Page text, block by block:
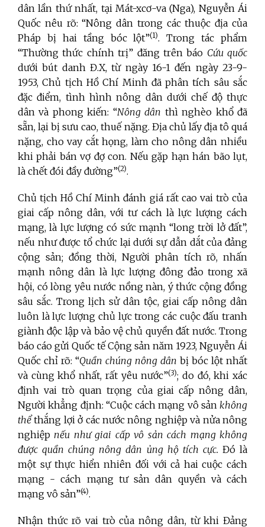
dân lần thứ nhất, tại Mát-xcơ-va (Nga), Nguyễn Ái
Quốc nêu rõ: “Nông dân trong các thuộc địa của
Pháp bị hai tầng bóc lột”(1). Trong tác phẩm
“Thường thức chính trị” đăng trên báo Cứu quốc
dưới bút danh Đ.X, từ ngày 16-1 đến ngày 23-9-
1953, Chủ tịch Hồ Chí Minh đã phân tích sâu sắc
đặc điểm, tình hình nông dân dưới chế độ thực
dân và phong kiến: “Nông dân thì nghèo khổ đã
sẵn, lại bị sưu cao, thuế nặng. Địa chủ lấy địa tô quá
nặng, cho vay cắt họng, làm cho nông dân nhiều
khi phải bán vợ đợ con. Nếu gặp hạn hán bão lụt,
là chết đói đầy đường”(2).
Chủ tịch Hồ Chí Minh đánh giá rất cao vai trò của
giai cấp nông dân, với tư cách là lực lượng cách
mạng, là lực lượng có sức mạnh “long trời lở đất”,
nếu như được tổ chức lại dưới sự dẫn dắt của đảng
cộng sản; đồng thời, Người phân tích rõ, nhấn
mạnh nông dân là lực lượng đông đảo trong xã
hội, có lòng yêu nước nồng nàn, ý thức cộng đồng
sâu sắc. Trong lịch sử dân tộc, giai cấp nông dân
luôn là lực lượng chủ lực trong các cuộc đấu tranh
giành độc lập và bảo vệ chủ quyền đất nước. Trong
báo cáo gửi Quốc tế Cộng sản năm 1923, Nguyễn Ái
Quốc chỉ rõ: “Quần chúng nông dân bị bóc lột nhất
và cùng khổ nhất, rất yêu nước”(3); do đó, khi xác
định vai trò quan trọng của giai cấp nông dân,
Người khẳng định: “Cuộc cách mạng vô sản không
thểthắng lợi ở các nước nông nghiệp và nửa nông
nghiệp nếu như giai cấp vô sản cách mạng không
được quần chúng nông dân ủng hộ tích cực. Đó là
một sự thực hiển nhiên đối với cả hai cuộc cách
mạng - cách mạng tư sản dân quyền và cách
mạng vô sản”(4).
Nhận thức rõ vai trò của nông dân, từ khi Đảng